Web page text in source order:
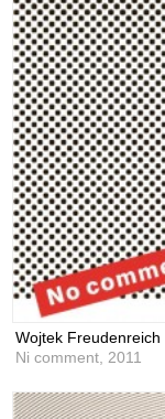
Wojtek Freudenreich
Ni comment,2011